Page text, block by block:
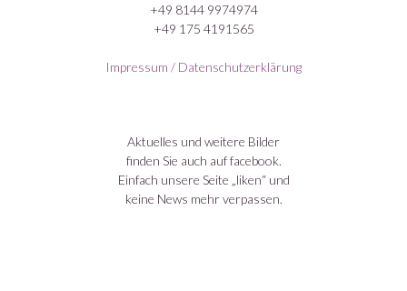
+49 8144 9974974
+49 175 4191565
Impressum / Datenschutzerklärung
Aktuelles und weitere Bilder
finden Sie auch auf facebook.
Einfach unsere Seite „liken“ und
keine News mehr verpassen.